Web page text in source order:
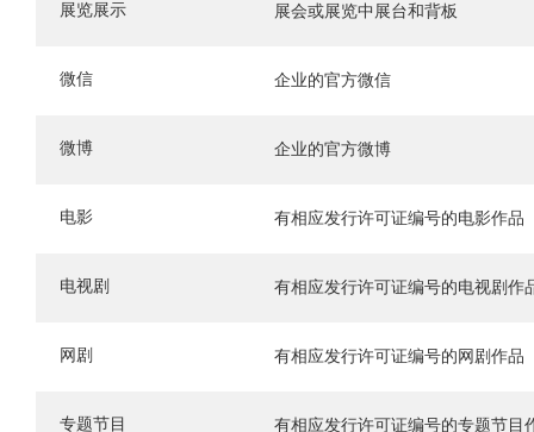
展览展示 展会或展览中展台和背板
微信 企业的官方微信
微博 企业的官方微博
电影 有相应发行许可证编号的电影作品
电视剧 有相应发行许可证编号的电视剧作
网剧 有相应发行许可证编号的网剧作品
专题节目 有相应发行许可证编号的专题节目